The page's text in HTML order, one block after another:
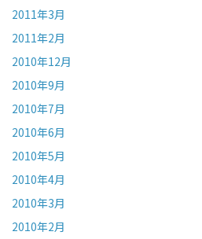
2011年3月
2011年2月
2010年12月
2010年9月
2010年7月
2010年6月
2010年5月
2010年4月
2010年3月
2010年2月